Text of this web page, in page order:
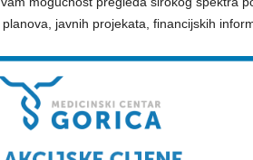
javnih projekata, financijskih